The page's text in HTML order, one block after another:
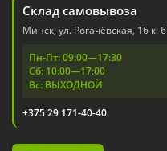
Склад самовывоза
Минск, ул. Рогачёвская, 16 к. 6
Пн-Пт: 09:00—17:30
Сб: 10:00—17:00
Вс: ВЫХОДНОЙ
+375 29 171-40-40